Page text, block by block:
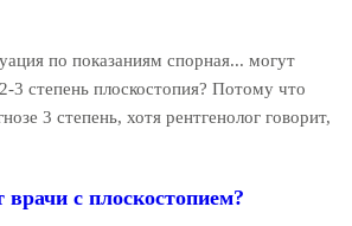
по показаниям спорная... могут
3 степень плоскостопия? Потому что
3 степень, хотя рентгенолог говорит,
с плоскостопием?